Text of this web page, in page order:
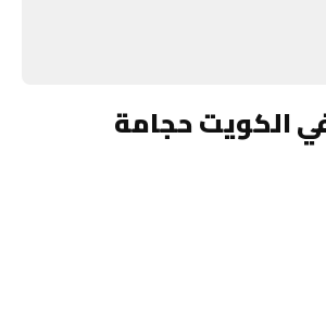
الكويت حجامة